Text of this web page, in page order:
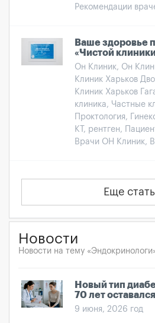
Рекомендации
Ваше здоровье
«Чистой
Он Клиник, Он
Клиник Харьков
Клиник Харьков
клиника, Частные
Проктология,
КТ, рентген,
Врачи ОН Клиник,
Еще
Новости
Новости на тему
Новый тип
70 лет
9 июня, 2026 год